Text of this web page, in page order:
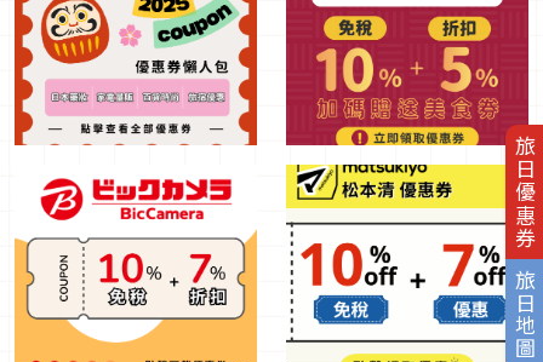
旅日優惠券
旅日地圖